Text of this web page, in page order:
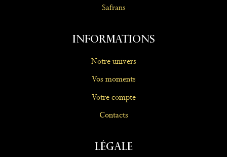
Safrans
Informations
Notre univers
Vos moments
Votre compte
Contacts
Légale